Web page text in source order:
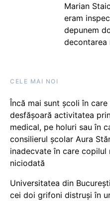
Marian
eram
depunem
decontarea
CELE MAI NOI
Încă mai sunt școli în
desfășoară activitatea
medical, pe holuri sau în
consilierul școlar Aura
inadecvate în care copilul
niciodată
Universitatea din
cei doi grifoni distruși în